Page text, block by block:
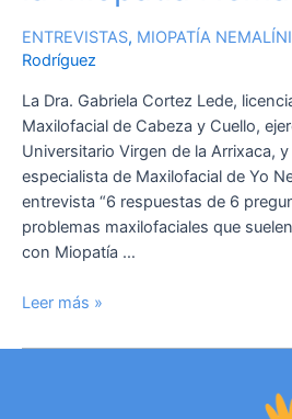
ENTREVISTAS, MIOPATÍA
Rodríguez
La Dra. Gabriela Cortez Lede,
Maxilofacial de Cabeza y Cuello,
Universitario Virgen de la Arrixaca,
especialista de Maxilofacial de Yo
entrevista “6 respuestas de 6
problemas maxilofaciales que
con Miopatía …
Leer más »